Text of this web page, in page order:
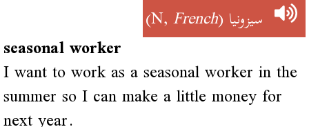
سيزونيا(N,
French
)
seasonal worker
I want to work as a seasonal worker in the
summer so I can make a little money for